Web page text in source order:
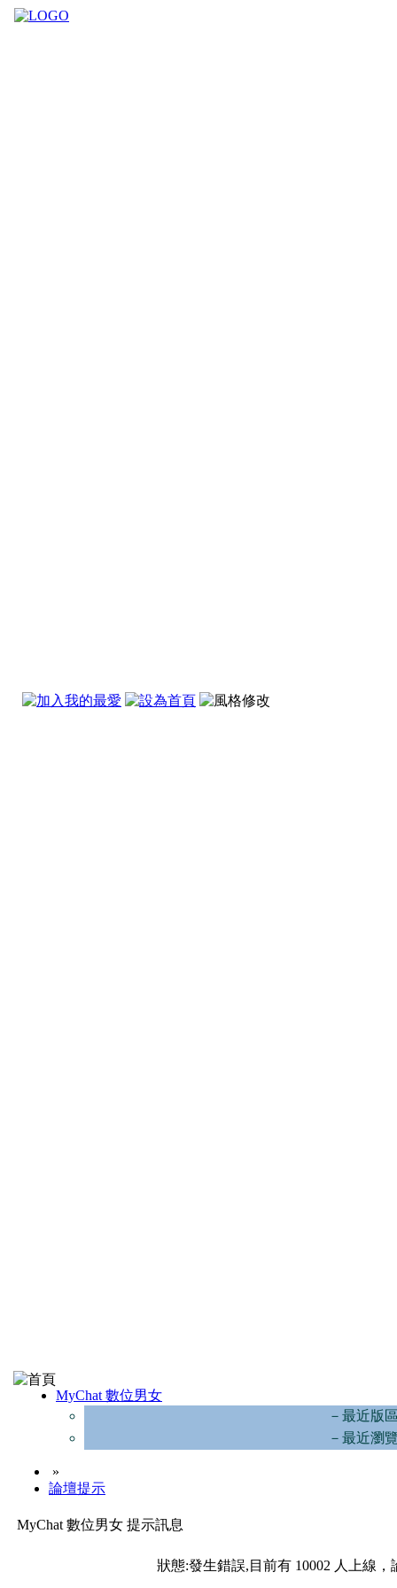
MyChat 數位男女
－最近版
－最近瀏
»
論壇提示
MyChat 數位男女 提示訊息
狀態:發生錯誤,目前有 10002 人上線